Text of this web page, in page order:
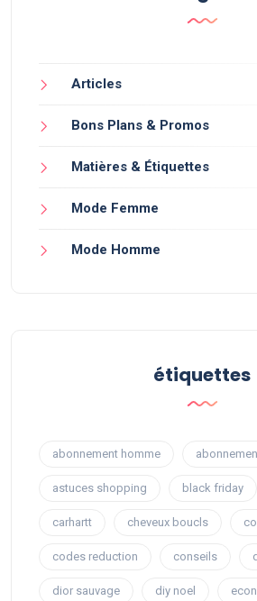
Articles
Bons Plans & Promos
Matières & Étiquettes
Mode Femme
Mode Homme
étiquettes
abonnement homme
astuces shopping black friday
carhartt cheveux boucls
codes reduction conseils
dior sauvage diy noel